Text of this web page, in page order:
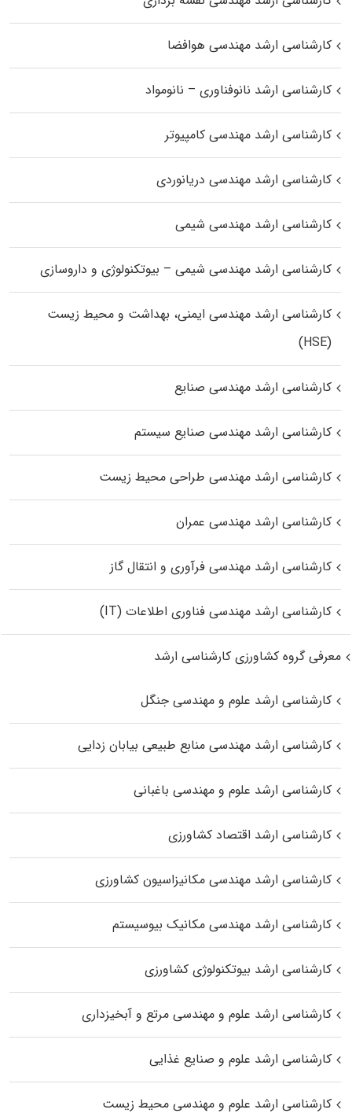
کارشناسی ارشد مهندسی هوافضا
کارشناسی ارشد نانوفناوری – نانومواد
کارشناسی ارشد مهندسی کامپیوتر
کارشناسی ارشد مهندسی دریانوردی
کارشناسی ارشد مهندسی شیمی
کارشناسی ارشد مهندسی شیمی – بیوتکنولوژی و داروسازی
کارشناسی ارشد مهندسی ایمنی، بهداشت و محیط زیست
(HSE)
کارشناسی ارشد مهندسی صنایع
کارشناسی ارشد مهندسی صنایع سیستم
کارشناسی ارشد مهندسی طراحی محیط زیست
کارشناسی ارشد مهندسی عمران
کارشناسی ارشد مهندسی فرآوری و انتقال گاز
کارشناسی ارشد مهندسی فناوری اطلاعات (IT)
معرفی گروه کشاورزی کارشناسی ارشد
کارشناسی ارشد علوم و مهندسی جنگل
کارشناسی ارشد مهندسی منابع طبیعی بیابان زدایی
کارشناسی ارشد علوم و مهندسی باغبانی
کارشناسی ارشد اقتصاد کشاورزی
کارشناسی ارشد مهندسی مکانیزاسیون کشاورزی
کارشناسی ارشد مهندسی مکانیک بیوسیستم
کارشناسی ارشد بیوتکنولوژی کشاورزی
کارشناسی ارشد علوم و مهندسی مرتع و آبخیزداری
کارشناسی ارشد علوم و صنایع غذایی
کارشناسی ارشد علوم و مهندسی محیط زیست